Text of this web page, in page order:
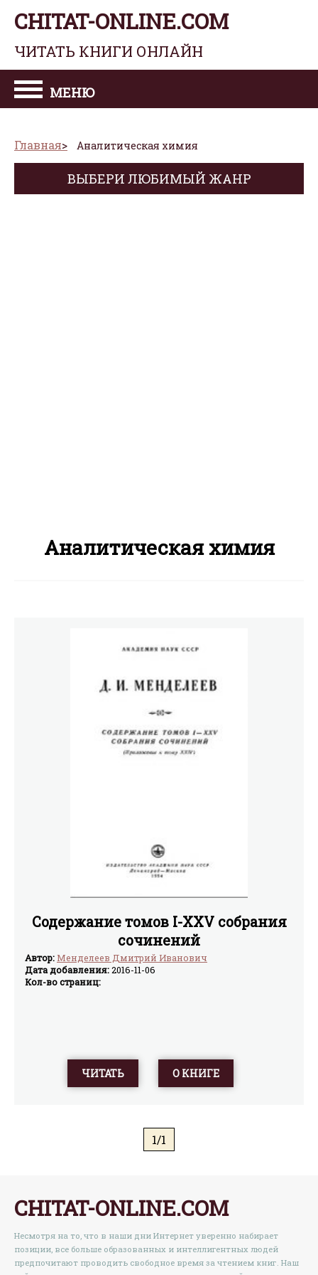
CHITAT-ONLINE.COM
ЧИТАТЬ КНИГИ ОНЛАЙН
МЕНЮ
Главная Аналитическая химия
ВЫБЕРИ ЛЮБИМЫЙ ЖАНР
Аналитическая химия
Содержание томов I-XXV собрания
сочинений
Автор:Менделеев Дмитрий Иванович
Дата добавления:2016-11-06
Кол-во страниц:
ЧИТАТЬ О КНИГЕ
1/1
CHITAT-ONLINE.COM
Несмотря на то, что в наши дни Интернет уверенно набирает
позиции, все больше образованных и интеллигентных людей
предпочитают проводить свободное время за чтением книг. Наш